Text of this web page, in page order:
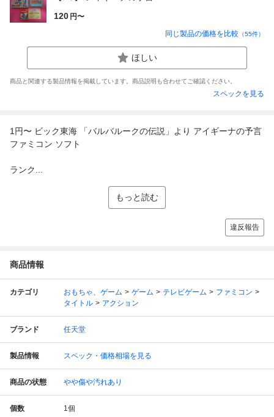
120 円〜
同じ製品の価格を比較 （55件）
ほしい
商品と関連する製品情報を掲載しています。商品説明も合わせてご確認ください。
スペックを見る
1円〜 ビック東海 「バルバルークの伝説」より アイギーナの予言
ファミコン ソフト
ランク...
もっと読む
違反報告
商品情報
カテゴリ おもちゃ、ゲーム ゲーム テレビゲーム
ファミコン
タイトル
アクション
ブランド 任天堂
製品情報 スペック・価格相場を見る
商品の状態 やや傷や汚れあり
個数 1個